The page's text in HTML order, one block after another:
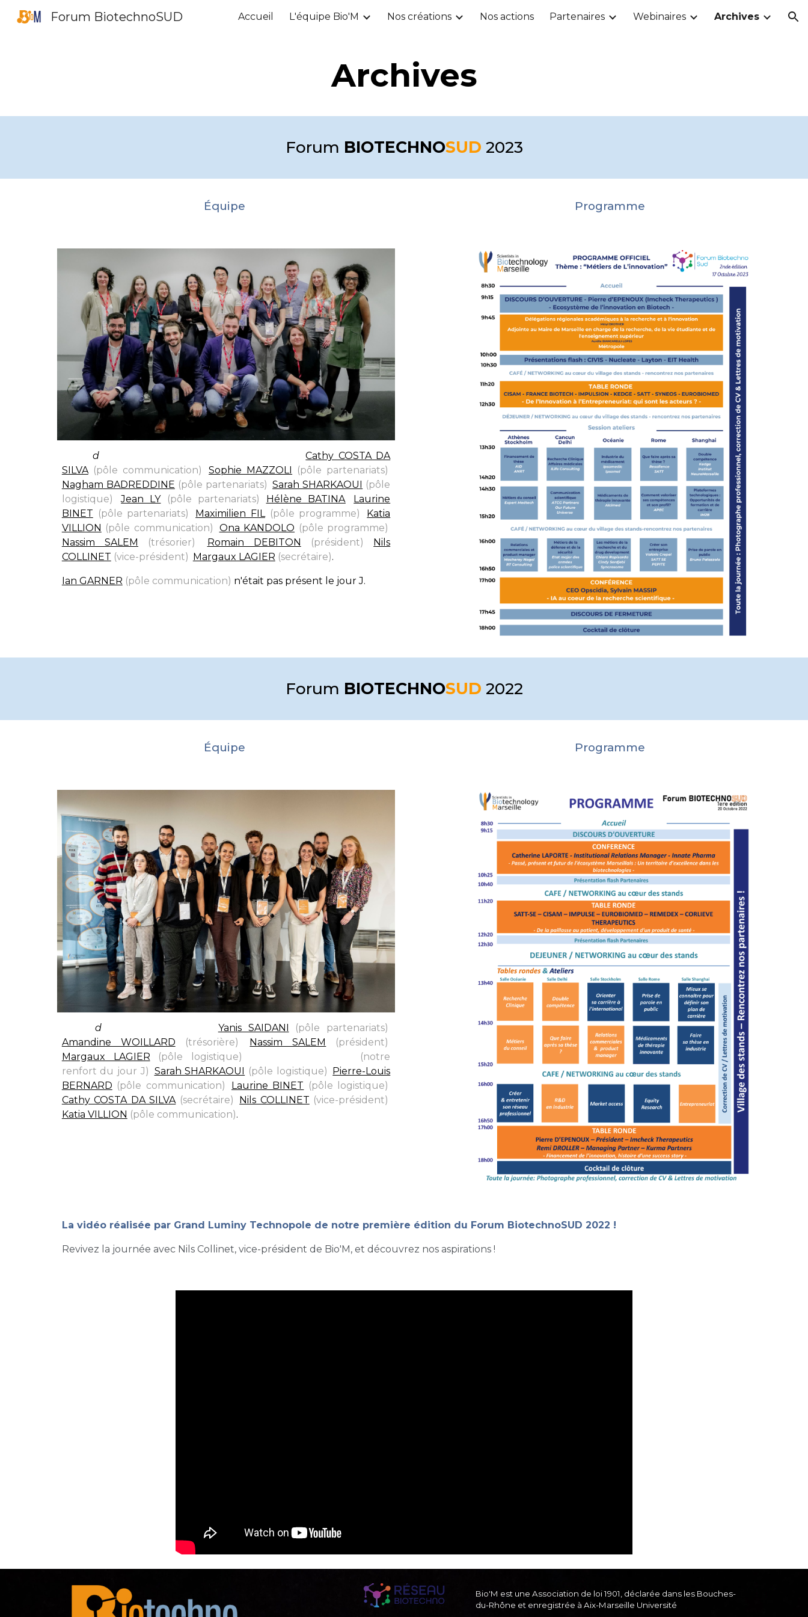
Skip to main content Skip to navigation
Forum BiotechnoSUD Accueil L'équipe Bio'M Nos créations Nos actions Partenaires Webinaires Archives
Archives
Forum BIOTECHNOSUD 2023
Équipe Programme
Avec (d :Cathy COSTA DA
SILVA (pôle communication) ,Sophie MAZZOLI (pôle partenariats)
Nagham BADREDDINE (pôle partenariats) ,Sarah SHARKAOUI (pôle
logistique) ,Jean LY (pôle partenariats) Hélène BATINA, Laurine
BINET (pôle partenariats) Maximilien FIL (pôle programme)
Katia
VILLION (pôle communication) Ona KANDOLO (pôle programme)
Nassim SALEM
(trésorier) Romain DEBITON (président) Nils
COLLINET (vice-président) Margaux LAGIER (secrétaire).
Ian GARNER (pôle communication) n'était pas présent le jour J.
Forum BIOTECHNOSUD 2022
Équipe Programme
de gauche à droite) Yanis SAIDANI (pôle partenariats)
Amandine WOILLARD
(trésorière) Nassim SALEM (président)
Margaux LAGIER
(pôle logistique)
(notre
renfort du jour J) Sarah SHARKAOUI (pôle logistique)
Pierre-Louis
BERNARD (pôle communication) Laurine BINET (pôle logistique)
Cathy COSTA DA SILVA (secrétaire) Nils COLLINET (vice-président)
Katia VILLION (pôle communication).
La vidéo réalisée par Grand Luminy Technopole de notre première édition du Forum BiotechnoSUD 2022 !
Revivez la journée avec Nils Collinet, vice-président de Bio'M, et découvrez nos aspirations !
Bio'M est une Association de loi 1901 , déclarée dans les Bouches-
du-Rhône et enregistrée à Aix-Marseille Université